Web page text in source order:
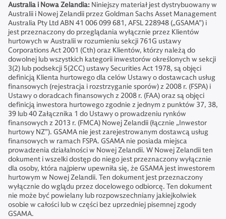
Australia i Nowa Zelandia: Niniejszy materiał jest dystrybuowany w
Australii i Nowej Zelandii przez Goldman Sachs Asset Management
Australia Pty Ltd ABN 41 006 099 681, AFSL 228948 („GSAMA”) i
jest przeznaczony do przeglądania wyłącznie przez Klientów
hurtowych w Australii w rozumieniu sekcji 761G ustawy
Corporations Act 2001 (Cth) oraz Klientów, którzy należą do
dowolnej lub wszystkich kategorii inwestorów określonych w sekcji
3(2) lub podsekcji 5(2CC) ustawy Securities Act 1978, są objęci
definicją Klienta hurtowego dla celów Ustawy o dostawcach usług
finansowych (rejestracja i rozstrzyganie sporów) z 2008 r. (FSPA) i
Ustawy o doradcach finansowych z 2008 r. (FAA) oraz są objęci
definicją inwestora hurtowego zgodnie z jednym z punktów 37, 38,
39 lub 40 Załącznika 1 do Ustawy o prowadzeniu rynków
finansowych z 2013 r. (FMCA) Nowej Zelandii (łącznie „Inwestor
hurtowy NZ”). GSAMA nie jest zarejestrowanym dostawcą usług
finansowych w ramach FSPA. GSAMA nie posiada miejsca
prowadzenia działalności w Nowej Zelandii. W Nowej Zelandii ten
dokument i wszelki dostęp do niego jest przeznaczony wyłącznie
dla osoby, która najpierw upewniła się, że GSAMA jest inwestorem
hurtowym w Nowej Zelandii. Ten dokument jest przeznaczony
wyłącznie do wglądu przez docelowego odbiorcę. Ten dokument
nie może być powielany lub rozpowszechniany jakiejkolwiek
osobie w całości lub w części bez uprzedniej pisemnej zgody
GSAMA.